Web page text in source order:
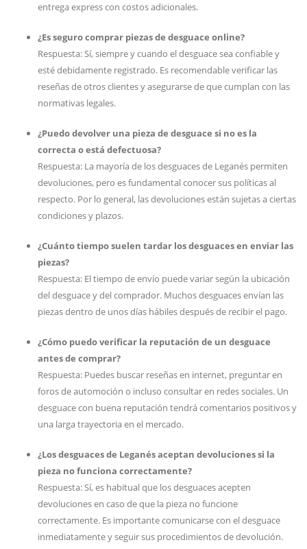
entrega express con costos adicionales.
¿Es seguro comprar piezas de desguace online?
Respuesta: Sí, siempre y cuando el desguace sea confiable y
esté debidamente registrado. Es recomendable verificar las
reseñas de otros clientes y asegurarse de que cumplan con las
normativas legales.
¿Puedo devolver una pieza de desguace si no es la
correcta o está defectuosa?
Respuesta: La mayoría de los desguaces de Leganés permiten
devoluciones, pero es fundamental conocer sus políticas al
respecto. Por lo general, las devoluciones están sujetas a ciertas
condiciones y plazos.
¿Cuánto tiempo suelen tardar los desguaces en enviar las
piezas?
Respuesta: El tiempo de envío puede variar según la ubicación
del desguace y del comprador. Muchos desguaces envían las
piezas dentro de unos días hábiles después de recibir el pago.
¿Cómo puedo verificar la reputación de un desguace
antes de comprar?
Respuesta: Puedes buscar reseñas en internet, preguntar en
foros de automoción o incluso consultar en redes sociales. Un
desguace con buena reputación tendrá comentarios positivos y
una larga trayectoria en el mercado.
¿Los desguaces de Leganés aceptan devoluciones si la
pieza no funciona correctamente?
Respuesta: Sí, es habitual que los desguaces acepten
devoluciones en caso de que la pieza no funcione
correctamente. Es importante comunicarse con el desguace
inmediatamente y seguir sus procedimientos de devolución.